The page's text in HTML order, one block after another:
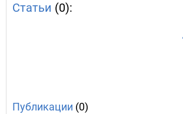
Статьи (0):
Публикации (0)